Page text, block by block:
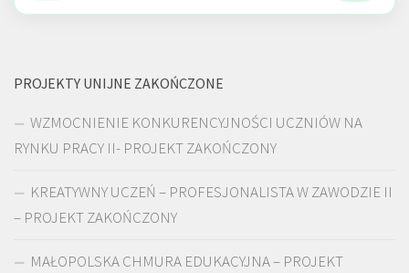
PROJEKTY UNIJNE ZAKOŃCZONE
WZMOCNIENIE KONKURENCYJNOŚCI UCZNIÓW NA
RYNKU PRACY II- PROJEKT ZAKOŃCZONY
KREATYWNY UCZEŃ – PROFESJONALISTA W ZAWODZIE II
– PROJEKT ZAKOŃCZONY
MAŁOPOLSKA CHMURA EDUKACYJNA – PROJEKT